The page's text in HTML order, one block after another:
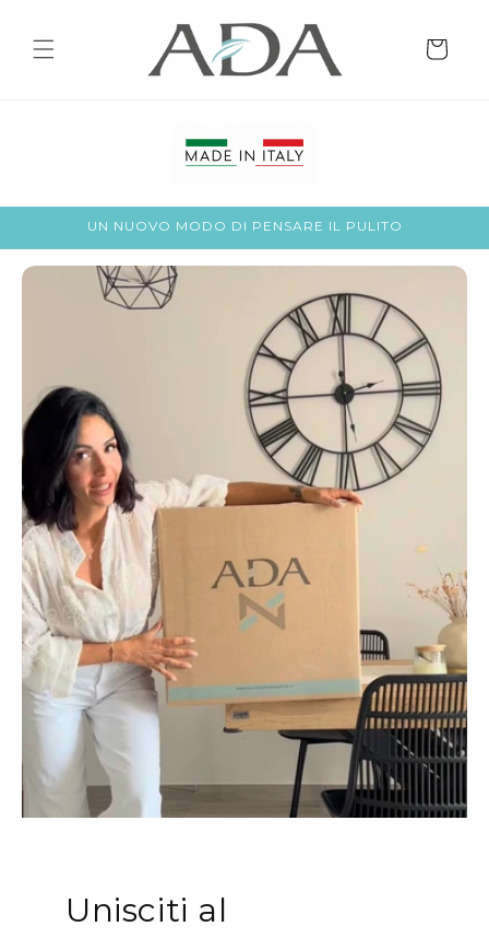
ai contenuti
Carrello
UN NUOVO MODO DI PENSARE IL PULITO
Unisciti al